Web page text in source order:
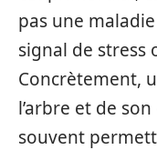
pas une
signal de stress
Concrètement,
l’arbre et de
souvent